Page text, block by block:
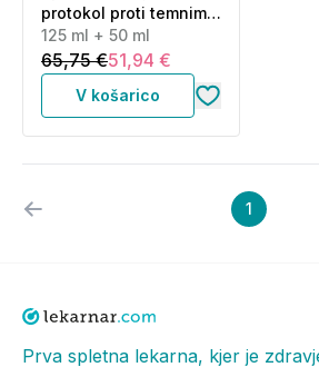
protokol proti temnim
madežem (125 ml + 50
ml)
125 ml + 50 ml
65,75 €51,94 €
V košarico
1
Prva spletna lekarna, kjer je